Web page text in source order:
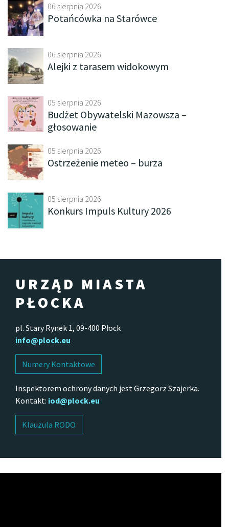
06 sierpnia 2026
Potańcówka na Starówce
06 sierpnia 2026
Alejki z tarasem widokowym
05 sierpnia 2026
Budżet Obywatelski Mazowsza –
głosowanie
05 sierpnia 2026
Ostrzeżenie meteo – burza
05 sierpnia 2026
Konkurs Impuls Kultury 2026
URZĄD MIASTA
PŁOCKA
pl. Stary Rynek 1, 09-400 Płock
info@plock.eu
Numery Kontaktowe
Inspektorem ochrony danych jest Grzegorz Szajerka.
Kontakt: iod@plock.eu
Klauzula RODO